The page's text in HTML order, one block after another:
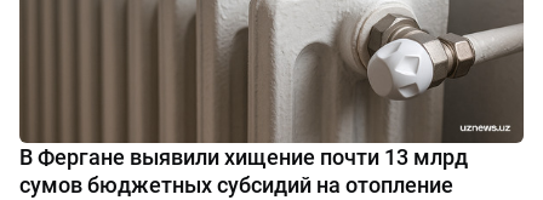
В Фергане выявили хищение почти 13 млрд
сумов бюджетных субсидий на отопление